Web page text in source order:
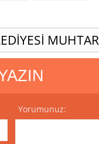
Yorumunuz: